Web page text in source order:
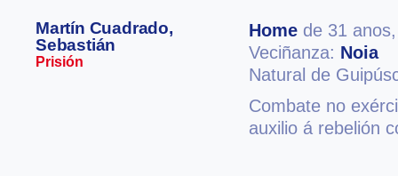
Martín Cuadrado,
Sebastián
Prisión
Home de 31
Veciñanza: Noia
Natural de
Combate no
auxilio á rebelión